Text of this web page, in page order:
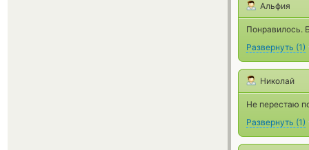
Альфия
Понравилось.
Развернуть (1)
Николай
Не перестаю
Развернуть (1)